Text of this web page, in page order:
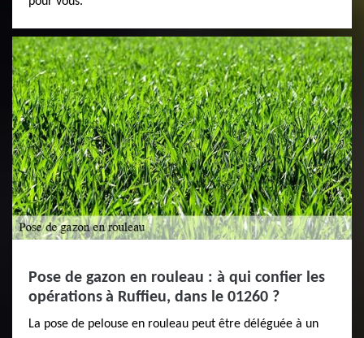
Pose de gazon en rouleau : à qui confier les
opérations à Ruffieu, dans le 01260 ?
La pose de pelouse en rouleau peut être déléguée à un